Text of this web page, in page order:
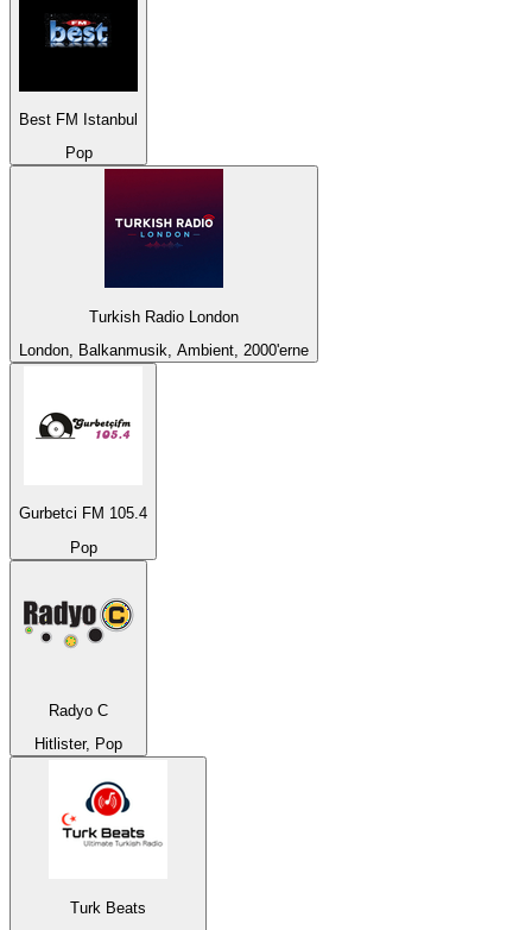
Best FM Istanbul
Pop
Turkish Radio London
London, Balkanmusik, Ambient, 2000'erne
Gurbetci FM 105.4
Pop
Radyo C
Hitlister, Pop
Turk Beats